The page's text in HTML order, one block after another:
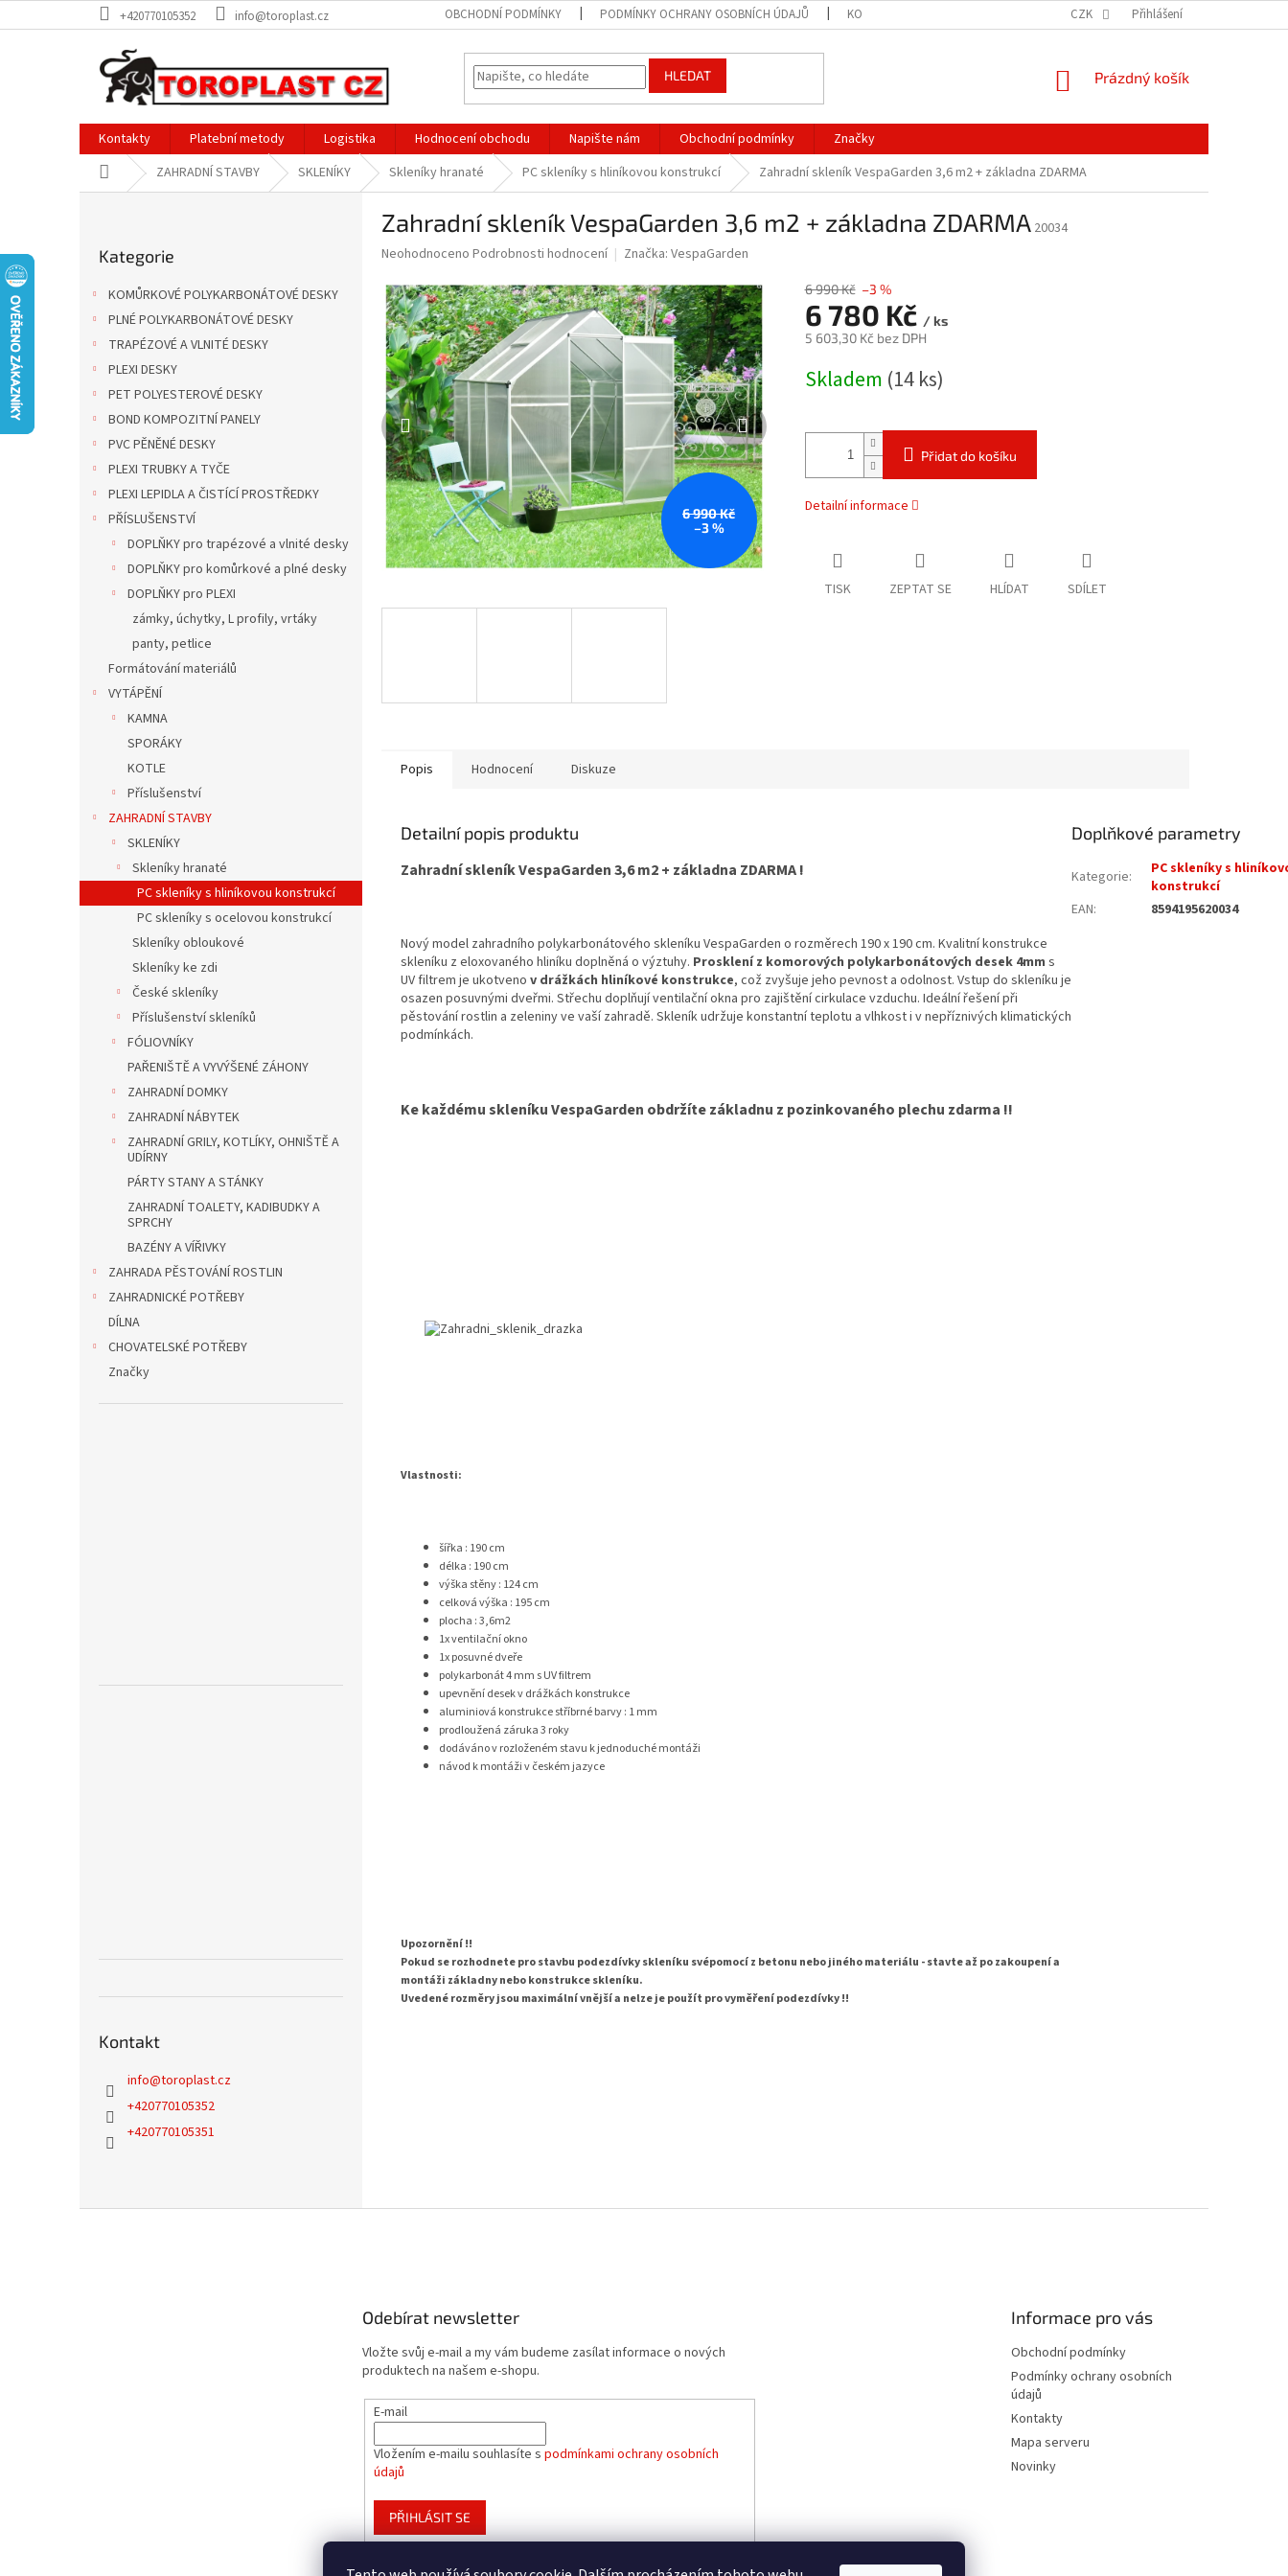
na
+420770105352 info@toroplast.cz OBCHODNÍ PODMÍNKY PODMÍNKY OCHRANY OSOBNÍCH ÚDAJŮ KONTAKTY NOVINKY
CZK Přihlášení
HLEDAT
NÁKUPNÍ
Prázdný košík
Kontakty Platební metody Logistika Hodnocení obchodu Napište nám Obchodní podmínky
Značky
Domů ZAHRADNÍ STAVBY SKLENÍKY Skleníky hranaté PC skleníky s hliníkovou konstrukcí Zahradní skleník VespaGarden 3,6 m2 + základna ZDARMA
kategorie
Kategorie
KOMŮRKOVÉ POLYKARBONÁTOVÉ DESKY
PLNÉ POLYKARBONÁTOVÉ DESKY
TRAPÉZOVÉ A VLNITÉ DESKY
PLEXI DESKY
PET POLYESTEROVÉ DESKY
BOND KOMPOZITNÍ PANELY
PVC PĚNĚNÉ DESKY
PLEXI TRUBKY A TYČE
PLEXI LEPIDLA A ČISTÍCÍ PROSTŘEDKY
PŘÍSLUŠENSTVÍ
DOPLŇKY pro trapézové a vlnité desky
DOPLŇKY pro komůrkové a plné desky
DOPLŇKY pro PLEXI
zámky, úchytky, L profily, vrtáky
panty, petlice
Formátování materiálů
VYTÁPĚNÍ
KAMNA
SPORÁKY
KOTLE
Příslušenství
ZAHRADNÍ STAVBY
SKLENÍKY
Skleníky hranaté
PC skleníky s hliníkovou konstrukcí
PC skleníky s ocelovou konstrukcí
Skleníky obloukové
Skleníky ke zdi
České skleníky
Příslušenství skleníků
FÓLIOVNÍKY
PAŘENIŠTĚ A VYVÝŠENÉ ZÁHONY
ZAHRADNÍ DOMKY
ZAHRADNÍ NÁBYTEK
ZAHRADNÍ GRILY, KOTLÍKY, OHNIŠTĚ A
UDÍRNY
PÁRTY STANY A STÁNKY
ZAHRADNÍ TOALETY, KADIBUDKY A
SPRCHY
BAZÉNY A VÍŘIVKY
ZAHRADA PĚSTOVÁNÍ ROSTLIN
ZAHRADNICKÉ POTŘEBY
DÍLNA
CHOVATELSKÉ POTŘEBY
Značky
Kontakt
info@toroplast.cz
+420770105352
+420770105351
Zahradní skleník VespaGarden 3,6 m2 + základna ZDARMA 20034
Průměrné
produktu
je
0,0
z
5
hvězdiček.
Neohodnoceno Podrobnosti hodnocení Značka: VespaGarden
6 990 Kč
–3 %
6 990 Kč –3 %
6 780 Kč / ks
5 603,30 Kč bez DPH
cena:
Skladem (14 ks)
Přidat do košíku
Detailní informace
TISK ZEPTAT SE HLÍDAT SDÍLET
Popis Hodnocení Diskuze
Detailní popis produktu
Zahradní skleník VespaGarden 3,6 m2 + základna ZDARMA !
Nový model zahradního polykarbonátového skleníku VespaGarden o rozměrech 190 x 190 cm. Kvalitní konstrukce
skleníku z eloxovaného hliníku doplněná o výztuhy. Prosklení z komorových polykarbonátových desek 4mm s
UV filtrem je ukotveno v drážkách hliníkové konstrukce, což zvyšuje jeho pevnost a odolnost. Vstup do skleníku je
osazen posuvnými dveřmi. Střechu doplňují ventilační okna pro zajištění cirkulace vzduchu. Ideální řešení při
pěstování rostlin a zeleniny ve vaší zahradě. Skleník udržuje konstantní teplotu a vlhkost i v nepříznivých klimatických
podmínkách.
Ke každému skleníku VespaGarden obdržíte základnu z pozinkovaného plechu zdarma !!
Vlastnosti:
šířka : 190 cm
délka : 190 cm
výška stěny : 124 cm
celková výška : 195 cm
plocha : 3,6m2
1x ventilační okno
1x posuvné dveře
polykarbonát 4 mm s UV filtrem
upevnění desek v drážkách konstrukce
aluminiová konstrukce stříbrné barvy : 1 mm
prodloužená záruka 3 roky
dodáváno v rozloženém stavu k jednoduché montáži
návod k montáži v českém jazyce
Upozornění !!
Pokud se rozhodnete pro stavbu podezdívky skleníku svépomocí z betonu nebo jiného materiálu - stavte až po zakoupení a
montáži základny nebo konstrukce skleníku.
Uvedené rozměry jsou maximální vnější a nelze je použít pro vyměření podezdívky !!
Doplňkové parametry
Kategorie:
PC skleníky s
konstrukcí
EAN: 8594195620034
Odebírat newsletter
Vložte svůj e-mail a my vám budeme zasílat informace o nových
produktech na našem e-shopu.
E-mail
Vložením e-mailu souhlasíte s podmínkami ochrany osobních
údajů
PŘIHLÁSIT SE
Informace pro vás
Obchodní podmínky
Podmínky ochrany osobních
údajů
Kontakty
Mapa serveru
Novinky